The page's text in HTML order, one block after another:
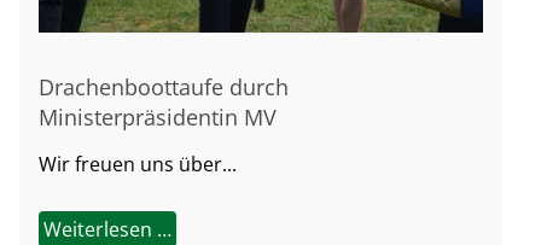
Drachenboottaufe durch
Ministerpräsidentin MV
Wir freuen uns über...
Weiterlesen …